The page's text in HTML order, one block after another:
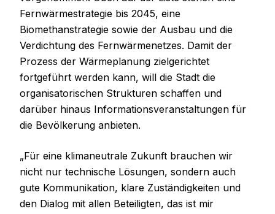
Fernwärmestrategie bis 2045, eine
Biomethanstrategie sowie der Ausbau und die
Verdichtung des Fernwärmenetzes. Damit der
Prozess der Wärmeplanung zielgerichtet
fortgeführt werden kann, will die Stadt die
organisatorischen Strukturen schaffen und
darüber hinaus Informationsveranstaltungen für
die Bevölkerung anbieten.
„Für eine klimaneutrale Zukunft brauchen wir
nicht nur technische Lösungen, sondern auch
gute Kommunikation, klare Zuständigkeiten und
den Dialog mit allen Beteiligten, das ist mir